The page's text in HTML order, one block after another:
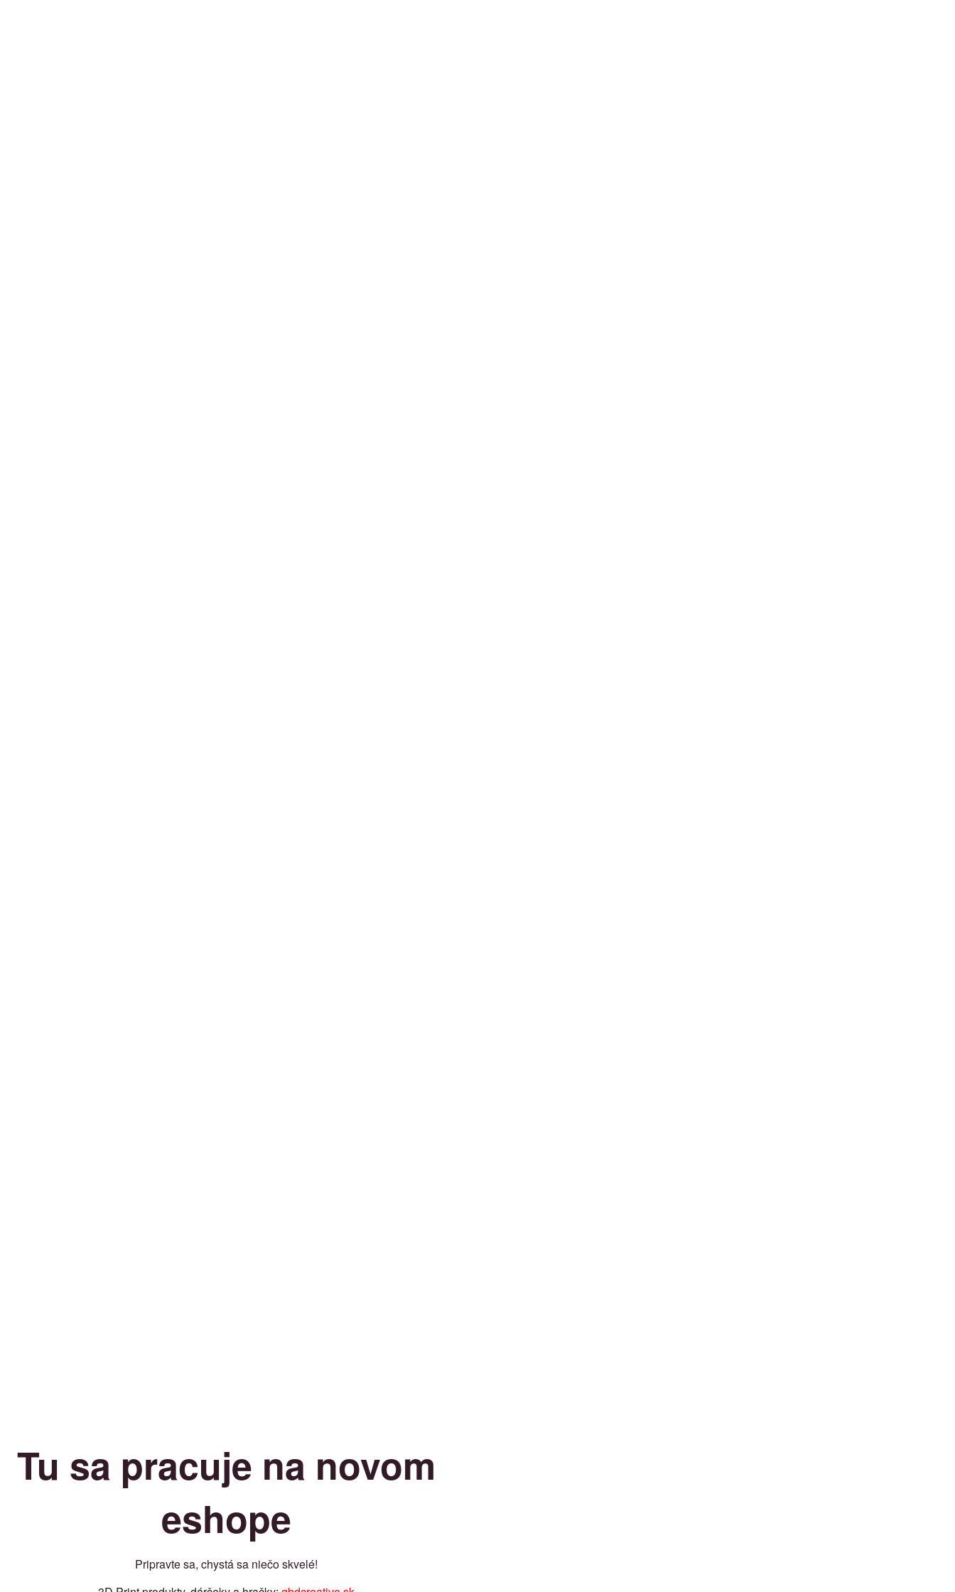
Tu sa pracuje na novom
eshope
Pripravte sa, chystá sa niečo skvelé!